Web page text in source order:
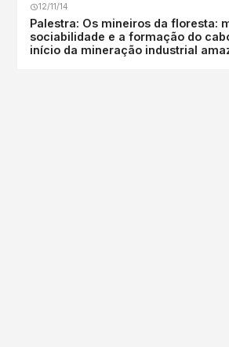
12/11/14
Palestra: Os mineiros da floresta:
sociabilidade e a formação do
início da mineração industrial